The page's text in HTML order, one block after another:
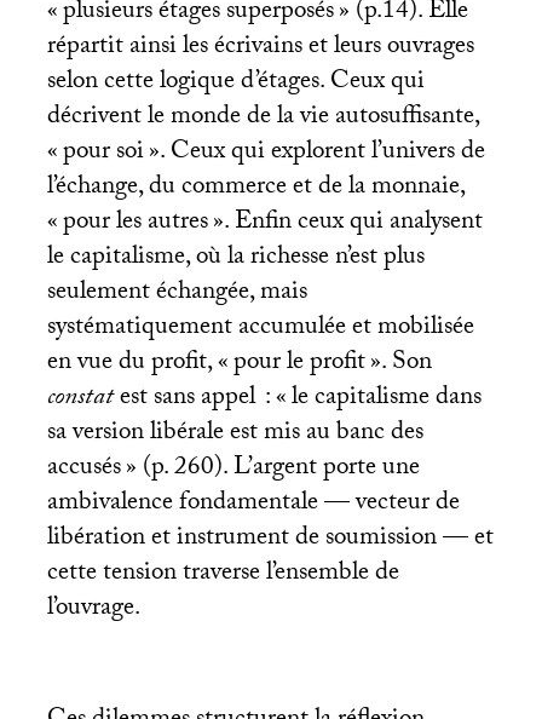
«plusieurs étages superposés» (p.14). Elle
répartit ainsi les écrivains et leurs ouvrages
selon cette logique d’étages. Ceux qui
décrivent le monde de la vie autosuffisante,
«pour soi». Ceux qui explorent l’univers de
l’échange, du commerce et de la monnaie,
«pour les autres». Enfin ceux qui analysent
le capitalisme, où la richesse n’est plus
seulement échangée, mais
systématiquement accumulée et mobilisée
en vue du profit, «pour le profit». Son
constatest sans appel : «le capitalisme dans
sa version libérale est mis au banc des
accusés» (p. 260). L’argent porte une
ambivalence fondamentale — vecteur de
libération et instrument de soumission — et
cette tension traverse l’ensemble de
l’ouvrage.